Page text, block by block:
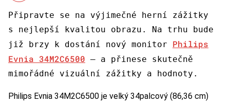
Připravte se na výjimečné herní zážitky
s nejlepší kvalitou obrazu. Na trhu bude
již brzy k dostání nový monitor Philips
Evnia 34M2C6500 – a přinese skutečně
mimořádné vizuální zážitky a hodnoty.
Philips Evnia 34M2C6500 je velký 34palcový (86,36 cm)